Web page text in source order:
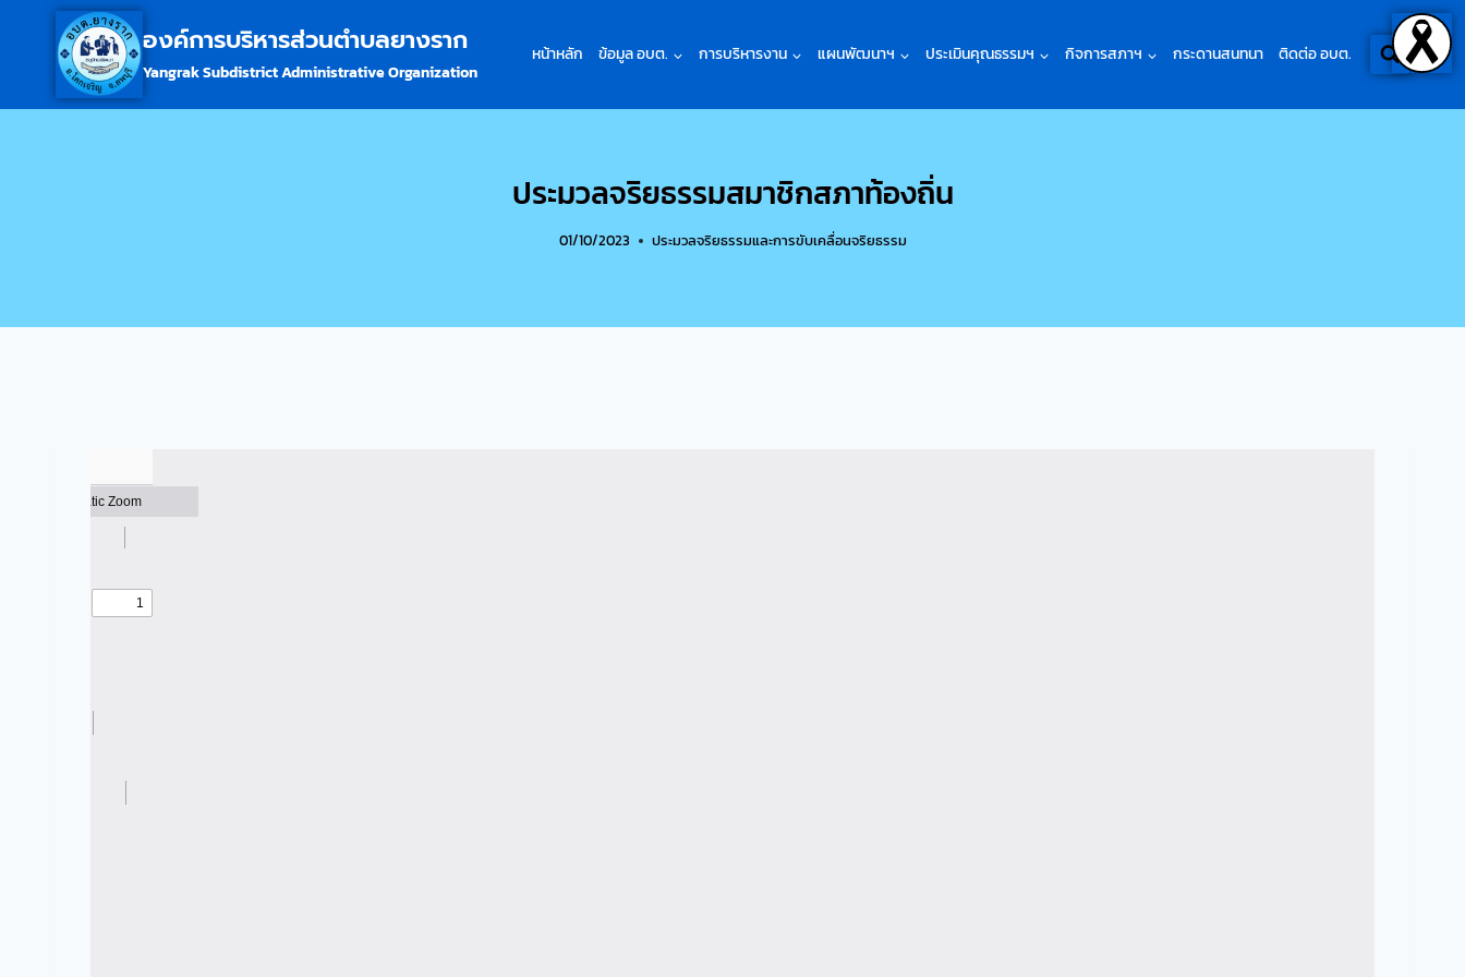
องค์การบริหารส่วนตำบลยางราก
Yangrak Subdistrict Administrative Organization
หน้าหลัก ข้อมูล อบต. การบริหารงาน แผนพัฒนาฯ ประเมินคุณธรรมฯ กิจการสภาฯ กระดานสนทนา ติดต่อ อบต.
ประมวลจริยธรรมสมาชิกสภาท้องถิ่น
01/10/2023 ประมวลจริยธรรมและการขับเคลื่อนจริยธรรม